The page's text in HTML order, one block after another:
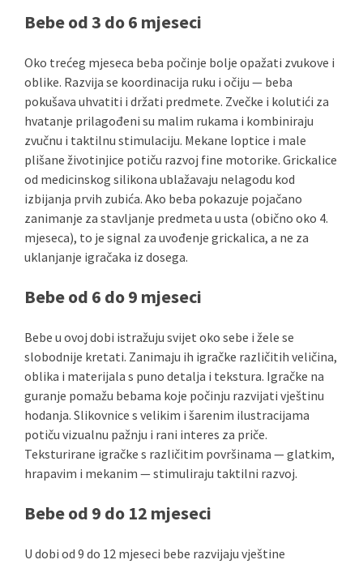
Bebe od 3 do 6 mjeseci
Oko trećeg mjeseca beba počinje bolje opažati zvukove i
oblike. Razvija se koordinacija ruku i očiju — beba
pokušava uhvatiti i držati predmete. Zvečke i kolutići za
hvatanje prilagođeni su malim rukama i kombiniraju
zvučnu i taktilnu stimulaciju. Mekane loptice i male
plišane životinjice potiču razvoj fine motorike. Grickalice
od medicinskog silikona ublažavaju nelagodu kod
izbijanja prvih zubića. Ako beba pokazuje pojačano
zanimanje za stavljanje predmeta u usta (obično oko 4.
mjeseca), to je signal za uvođenje grickalica, a ne za
uklanjanje igračaka iz dosega.
Bebe od 6 do 9 mjeseci
Bebe u ovoj dobi istražuju svijet oko sebe i žele se
slobodnije kretati. Zanimaju ih igračke različitih veličina,
oblika i materijala s puno detalja i tekstura. Igračke na
guranje pomažu bebama koje počinju razvijati vještinu
hodanja. Slikovnice s velikim i šarenim ilustracijama
potiču vizualnu pažnju i rani interes za priče.
Teksturirane igračke s različitim površinama — glatkim,
hrapavim i mekanim — stimuliraju taktilni razvoj.
Bebe od 9 do 12 mjeseci
U dobi od 9 do 12 mjeseci bebe razvijaju vještine